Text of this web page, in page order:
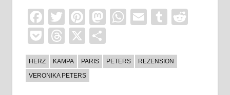
Facebook
TwitterPinterest
Mastodon
WhatsApp
EmailTumblr
PocketThreads
X
HERZ KAMPA PARIS PETERS
REZENSION
VERONIKA PETERS